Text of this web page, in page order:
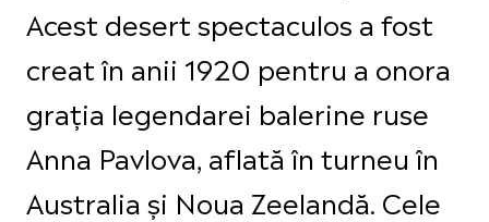
Acest desert spectaculos a fost
creat în anii 1920 pentru a onora
grația legendarei balerine ruse
Anna Pavlova, aflată în turneu în
Australia și Noua Zeelandă. Cele